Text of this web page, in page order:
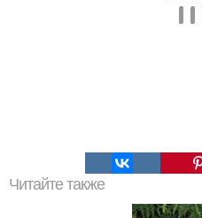
Читайте также